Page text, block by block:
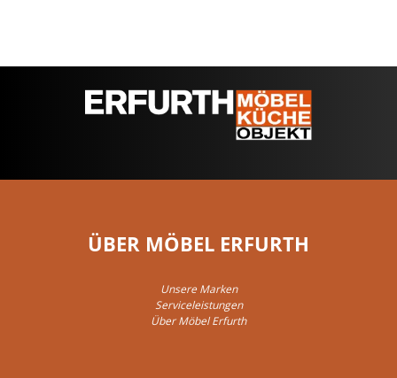
ÜBER MÖBEL ERFURTH
Unsere Marken
Serviceleistungen
Über Möbel Erfurth